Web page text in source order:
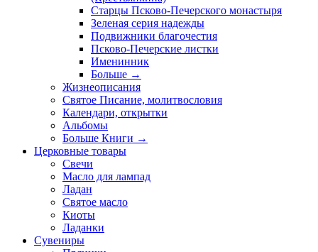
Старцы Псково-Печерского монастыря
Зеленая серия надежды
Подвижники благочестия
Псково-Печерские листки
Именинник
Больше →
Жизнеописания
Святое Писание, молитвословия
Календари, открытки
Альбомы
Больше Книги →
Церковные товары
Свечи
Масло для лампад
Ладан
Святое масло
Киоты
Ладанки
Сувениры